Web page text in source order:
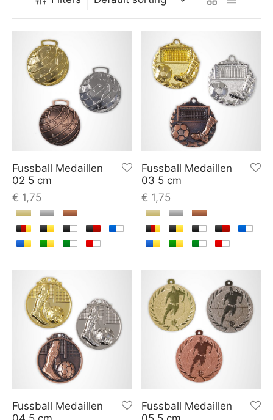
Fussball Medaillen
02 5 cm
€ 1,75
Fussball Medaillen
03 5 cm
€ 1,75
Fussball Medaillen
Fussball Medaillen